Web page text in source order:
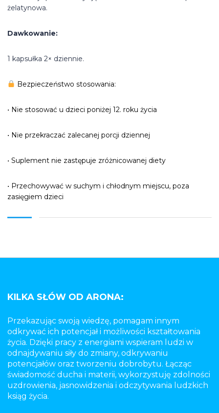
żelatynowa.
Dawkowanie:
1 kapsułka 2× dziennie.
Bezpieczeństwo stosowania:
• Nie stosować u dzieci poniżej 12. roku życia
• Nie przekraczać zalecanej porcji dziennej
• Suplement nie zastępuje zróżnicowanej diety
• Przechowywać w suchym i chłodnym miejscu, poza
zasięgiem dzieci
KILKA SŁÓW OD ARONA:
Przekazując swoją wiedzę, pomagam innym
odkrywać ich potencjał i możliwości kształtowania
życia. Dzięki pracy z energiami wspieram ludzi w
odnajdywaniu siły do zmiany, odkrywaniu
potencjałów oraz tworzeniu dobrobytu. Łącząc
świadomość ducha i materii, wykorzystuję zdolności
uzdrowienia, jasnowidzenia i odczytywania ludzkich
ksiąg życia.